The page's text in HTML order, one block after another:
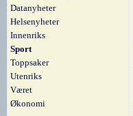
Datanyheter
Helsenyheter
Innenriks
Sport
Toppsaker
Utenriks
Været
Økonomi